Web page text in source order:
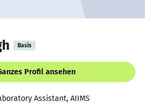
Basis
Profil ansehen
Assistant, AIIMS